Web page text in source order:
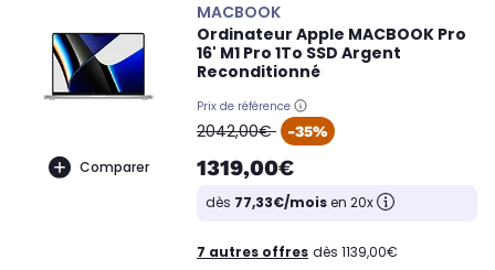
Comparer
MACBOOK
Ordinateur Apple MACBOOK Pro
16' M1 Pro 1To SSD Argent
Reconditionné
Prix de référence
oldPrice
2042,00€ -35%
1319,00€
dès 77,33€/moisen 20x
7 autres offres dès 1139,00€